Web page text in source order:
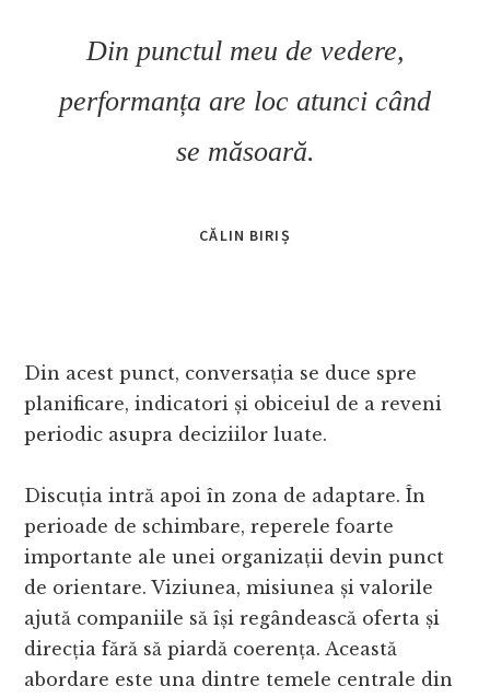
Din punctul meu de vedere,
performanța are loc atunci când
se măsoară.
CĂLIN BIRIȘ
Din acest punct, conversația se duce spre
planificare, indicatori și obiceiul de a reveni
periodic asupra deciziilor luate.
Discuția intră apoi în zona de adaptare. În
perioade de schimbare, reperele foarte
importante ale unei organizații devin punct
de orientare. Viziunea, misiunea și valorile
ajută companiile să își regândească oferta și
direcția fără să piardă coerența. Această
abordare este una dintre temele centrale din